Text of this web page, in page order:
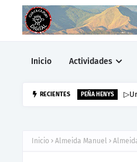
Inicio Actividades
RECIENTES PEÑA HENYS
Inicio Almeida Manuel